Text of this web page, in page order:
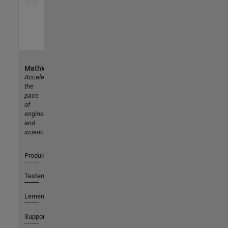
MathWorks
Accelerating
the
pace
of
engineering
and
science
Produkte
Testen oder Kaufen
Lernen
Support